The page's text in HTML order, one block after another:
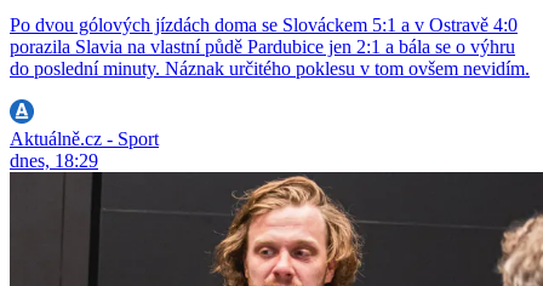
Po dvou gólových jízdách doma se Slováckem 5:1 a v Ostravě 4:0
porazila Slavia na vlastní půdě Pardubice jen 2:1 a bála se o výhru
do poslední minuty. Náznak určitého poklesu v tom ovšem nevidím.
Aktuálně.cz - Sport
dnes, 18:29